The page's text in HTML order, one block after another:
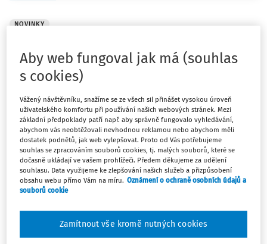
NOVINKY
povolání
Ministerstvo zdravotnictví ČR vydalo ve svém Věstníku č.
1/2026 Metodický návod k zajištění jednotného postupu
při posuzování a uznávání chronického onemocnění
bederní páteře jako nemoci z povolání. Tento metodický
návod je vydáván pro zpřesnění a ...
Ministerstvo zdravotnictví ČR
Vydáno:
3. 2. 2026 / 1 minuta čtení
Postup při zařazování prací do kategorií
Ministerstvo zdravotnictví vydává pro orgány ochrany
Aby web fungoval jak má (souhlas
s cookies)
Vážený návštěvníku, snažíme se ze všech sil přinášet vysokou úroveň
uživatelského komfortu při používání našich webových stránek. Mezi
základní předpoklady patří např. aby správně fungovalo vyhledávání,
abychom vás neobtěžovali nevhodnou reklamou nebo abychom měli
dostatek podnětů, jak web vylepšovat. Proto od Vás potřebujeme
souhlas se zpracováním souborů cookies, tj. malých souborů, které se
dočasně ukládají ve vašem prohlížeči. Předem děkujeme za udělení
souhlasu. Data využijeme ke zlepšování našich služeb a přizpůsobení
obsahu webu přímo Vám na míru. Oznámení o ochraně osobních údajů a
souborů cookie
Zamítnout vše kromě nutných cookies